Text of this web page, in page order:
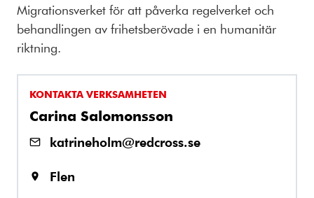
Migrationsverket för att påverka regelverket och
behandlingen av frihetsberövade i en humanitär
riktning.
KONTAKTA VERKSAMHETEN
Carina Salomonsson
katrineholm@redcross.se
Flen